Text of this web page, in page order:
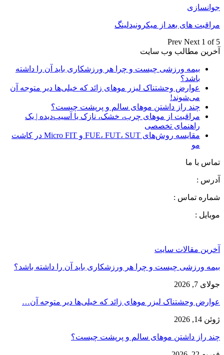
جوانسازی
مراقبت های بعد از میکرونیدلینگ
Prev Next 1 of 5
آخرین مطالب وب سایت
بیمه ورزشی چیست و چرا هر ورزشکاری باید آن را داشته
باشد؟
عوارض وحشتناک لیزر موهای زائد که خیلی‌ها دیر متوجه آن
می‌شوند!
چند راز داشتن موهای سالم و پرپشت چیست؟
مراقبت از موهای چرب، خشک، نازک یا آسیب‌دیده | یک
راهنمای تخصصی
مقایسه روش‌های FUE، FUT، SUT و Micro FIT در کاشت
مو
تماس با ما
آدرس :
شماره تماس :
موبایل :
آخرین مقالات سایت
بیمه ورزشی چیست و چرا هر ورزشکاری باید آن را داشته باشد؟
جولای 7, 2026
عوارض وحشتناک لیزر موهای زائد که خیلی‌ها دیر متوجه آن…
ژوئن 14, 2026
چند راز داشتن موهای سالم و پرپشت چیست؟